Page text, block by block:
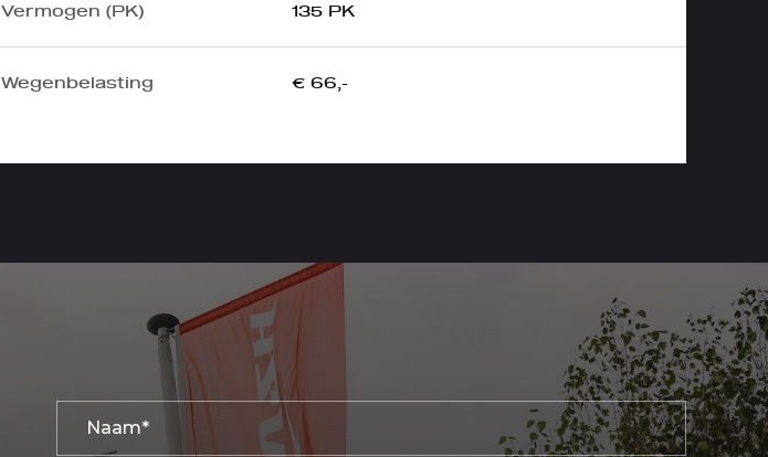
Vermogen (PK) 135 PK
Wegenbelasting € 66,-